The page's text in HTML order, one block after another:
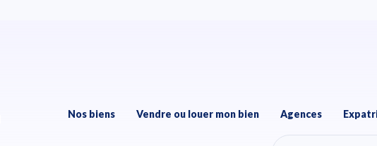
Nos biens Vendre ou louer mon bien Agences